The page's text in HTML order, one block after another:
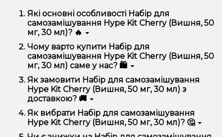
Які основні особливості Набір для
самозамішування Hype Kit Cherry (Вишня, 50
мг, 30 мл)? 🔥
Набір для самозамішування Hype Kit Cherry
(Вишня, 50 мг, 30 мл) відрізняється високою якістю,
зручністю використання та надійністю.
Чому варто купити Набір для
самозамішування Hype Kit Cherry (Вишня, 50
мг, 30 мл) саме у нас? 🛍️
Ми пропонуємо тільки оригінальну продукцію,
широкий асортимент, вигідні ціни та швидку
доставку. Крім того, у нас регулярні акції та знижки
для клієнтів!
Як замовити Набір для самозамішування
Hype Kit Cherry (Вишня, 50 мг, 30 мл) з
доставкою? 🚚
Оформити замовлення можна в кілька кліків:
Додайте Набір для самозамішування Hype Kit
Cherry (Вишня, 50 мг, 30 мл) до кошика.
Як вибрати Набір для самозамішування
Hype Kit Cherry (Вишня, 50 мг, 30 мл)? 🤔